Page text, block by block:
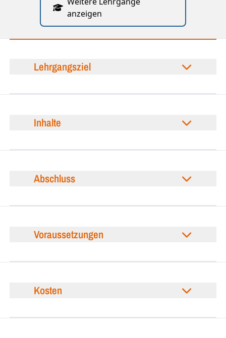
anzeigen
Lehrgangsziel
Inhalte
Abschluss
Voraussetzungen
Kosten